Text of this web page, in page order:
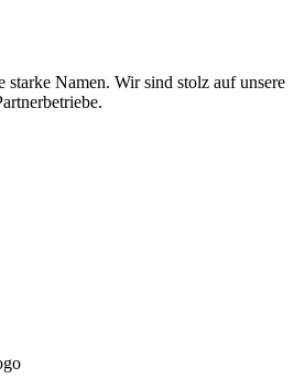
Namen. Wir sind stolz auf unsere